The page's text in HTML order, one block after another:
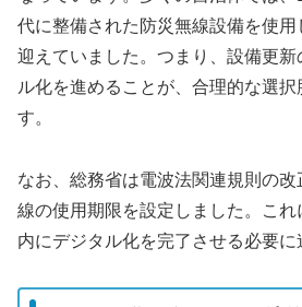
代に整備された防災無線設備を使
迎えていました。つまり、設備更
ル化を進めることが、合理的な選
す。
なお、総務省は電波法関連規則の
線の使用期限を設定しました。こ
内にデジタル化を完了させる必要に